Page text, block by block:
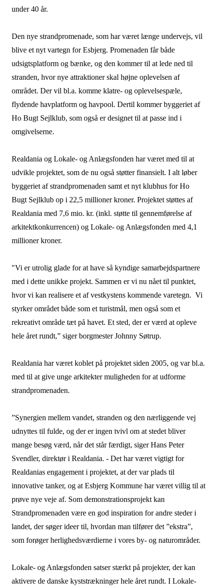
under 40 år.
Den nye strandpromenade, som har været længe undervejs, vil
blive et nyt vartegn for Esbjerg. Promenaden får både
udsigtsplatform og bænke, og den kommer til at lede ned til
stranden, hvor nye attraktioner skal højne oplevelsen af
området. Der vil bl.a. komme klatre- og oplevelsespæle,
flydende havplatform og havpool. Dertil kommer byggeriet af
Ho Bugt Sejlklub, som også er designet til at passe ind i
omgivelserne.
Realdania og Lokale- og Anlægsfonden har været med til at
udvikle projektet, som de nu også støtter finansielt. I alt løber
byggeriet af strandpromenaden samt et nyt klubhus for Ho
Bugt Sejlklub op i 22,5 millioner kroner. Projektet støttes af
Realdania med 7,6 mio. kr. (inkl. støtte til gennemførelse af
arkitektkonkurrencen) og Lokale- og Anlægsfonden med 4,1
millioner kroner.
"Vi er utrolig glade for at have så kyndige samarbejdspartnere
med i dette unikke projekt. Sammen er vi nu nået til punktet,
hvor vi kan realisere et af vestkystens kommende varetegn. Vi
styrker området både som et turistmål, men også som et
rekreativt område tæt på havet. Et sted, der er værd at opleve
hele året rundt,” siger borgmester Johnny Søtrup.
Realdania har været koblet på projektet siden 2005, og var bl.a.
med til at give unge arkitekter muligheden for at udforme
strandpromenaden.
”Synergien mellem vandet, stranden og den nærliggende vej
udnyttes til fulde, og der er ingen tvivl om at stedet bliver
mange besøg værd, når det står færdigt, siger Hans Peter
Svendler, direktør i Realdania. - Det har været vigtigt for
Realdanias engagement i projektet, at der var plads til
innovative tanker, og at Esbjerg Kommune har været villig til at
prøve nye veje af. Som demonstrationsprojekt kan
Strandpromenaden være en god inspiration for andre steder i
landet, der søger ideer til, hvordan man tilfører det ”ekstra”,
som forøger herlighedsværdierne i vores by- og naturområder.
Lokale- og Anlægsfonden satser stærkt på projekter, der kan
aktivere de danske kyststrækninger hele året rundt. I Lokale-